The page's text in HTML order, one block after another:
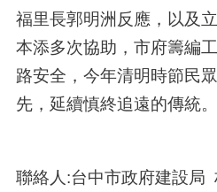
福里長郭明洲反應，以及
本添多次協助，市府籌編
路安全，今年清明時節民
先，延續慎終追遠的傳統。
聯絡人:台中市政府建設局